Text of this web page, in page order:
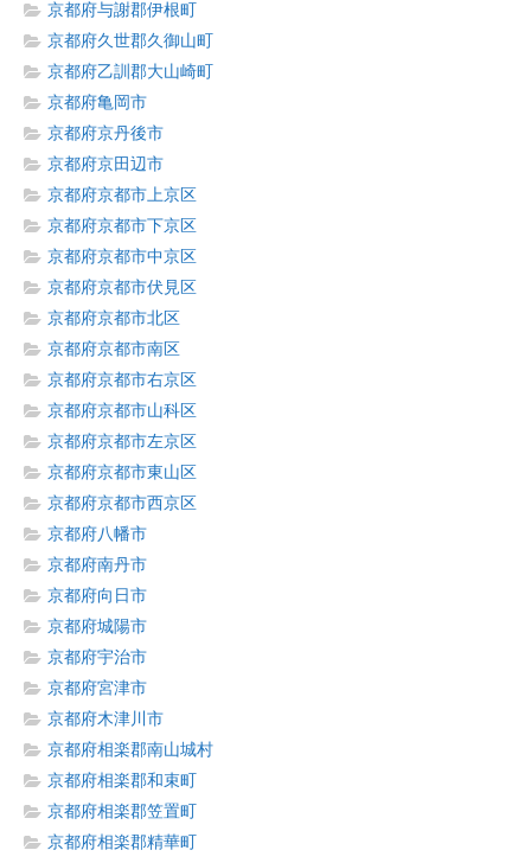
京都府与謝郡伊根町
京都府久世郡久御山町
京都府乙訓郡大山崎町
京都府亀岡市
京都府京丹後市
京都府京田辺市
京都府京都市上京区
京都府京都市下京区
京都府京都市中京区
京都府京都市伏見区
京都府京都市北区
京都府京都市南区
京都府京都市右京区
京都府京都市山科区
京都府京都市左京区
京都府京都市東山区
京都府京都市西京区
京都府八幡市
京都府南丹市
京都府向日市
京都府城陽市
京都府宇治市
京都府宮津市
京都府木津川市
京都府相楽郡南山城村
京都府相楽郡和束町
京都府相楽郡笠置町
京都府相楽郡精華町